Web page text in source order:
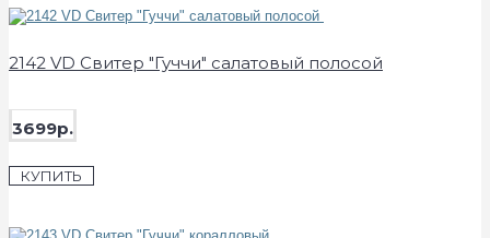
2142 VD Свитер "Гуччи" салатовый полосой
3699р.
КУПИТЬ